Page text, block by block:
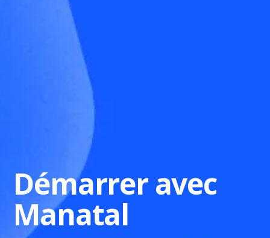
Démarrer avec
Manatal